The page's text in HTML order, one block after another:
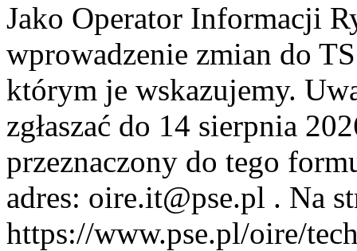
Jako Operator Informacji
wprowadzenie zmian do
którym je wskazujemy.
zgłaszać do 14 sierpnia
przeznaczony do tego
adres: oire.it@pse.pl . Na
https://www.pse.pl/oire/